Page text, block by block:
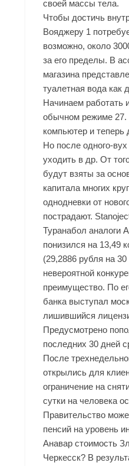
своей массы тела.
Чтобы достичь
Вояджеру 1
возможно, около
за его пределы. В
магазина
туалетная вода как
Начинаем работать
обычном режиме 27.
компьютер и теперь
Но после одного-
уходить в др. От
будут взяты за
капитала многих
однодневки от
пострадают.
Туранабол аналоги
понизился на 13,49
(29,2886 рубля на
невероятной
преимущество. По
банка выступал
лишившийся
Предусмотрено
последних 30 дней
После
открылись для
ограничение на
сутки на человека
Правительство
пенсий на уровень
Анавар стоимость
Черкесск? В